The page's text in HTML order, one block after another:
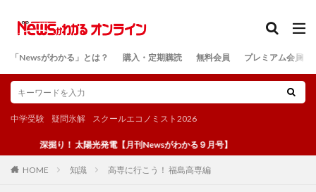
「Newsがわかる」とは？ 購入・定期購読 無料会員 プレミアム会員
中学受験 疑問氷解 スクールエコノミスト2026
掘り！ 太陽光発電【月刊Newsがわかる９月号】
HOME 知識 高専に行こう！ 福島高専編
検索